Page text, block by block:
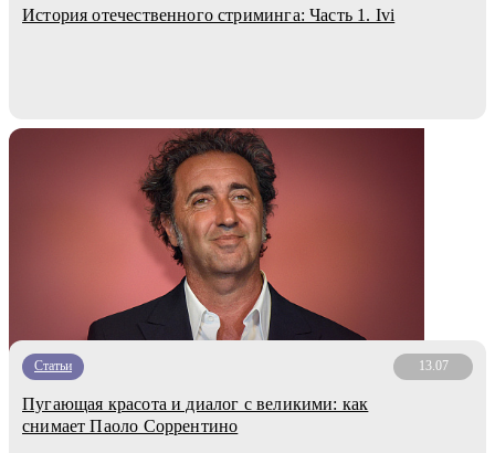
История отечественного стриминга: Часть 1. Ivi
Статьи 13.07
Пугающая красота и диалог с великими: как
снимает Паоло Соррентино